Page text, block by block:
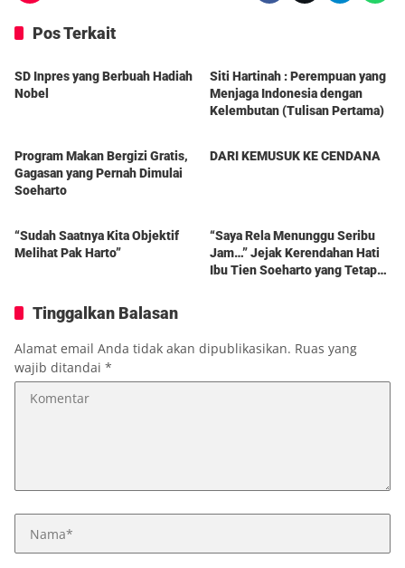
Pos Terkait
Berita
SD Inpres yang Berbuah Hadiah
Nobel
Siti Hartinah : Perempuan yang
Menjaga Indonesia dengan
Kelembutan (Tulisan Pertama)
Program Makan Bergizi Gratis,
Gagasan yang Pernah Dimulai
Soeharto
DARI KEMUSUK KE CENDANA
“Sudah Saatnya Kita Objektif
Melihat Pak Harto”
“Saya Rela Menunggu Seribu
Jam…” Jejak Kerendahan Hati
Ibu Tien Soeharto yang Tetap
Tinggalkan Balasan
Alamat email Anda tidak akan dipublikasikan. Ruas yang
wajib ditandai *